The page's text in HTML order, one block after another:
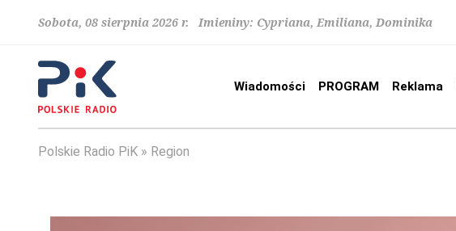
Sobota, 08 sierpnia 2026 r. Imieniny: Cypriana, Emiliana, Dominika
Wiadomości PROGRAM Reklama
Polskie Radio PiK Region